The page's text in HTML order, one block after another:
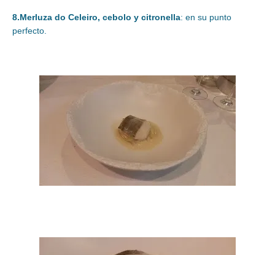
8.Merluza do Celeiro, cebolo y citronella: en su punto
perfecto.